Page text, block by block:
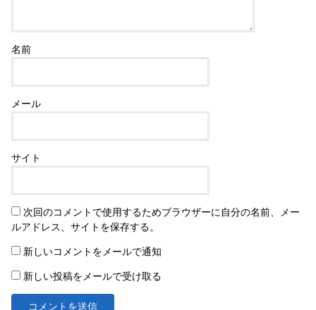
名前
メール
サイト
次回のコメントで使用するためブラウザーに自分の名前、メー
ルアドレス、サイトを保存する。
新しいコメントをメールで通知
新しい投稿をメールで受け取る